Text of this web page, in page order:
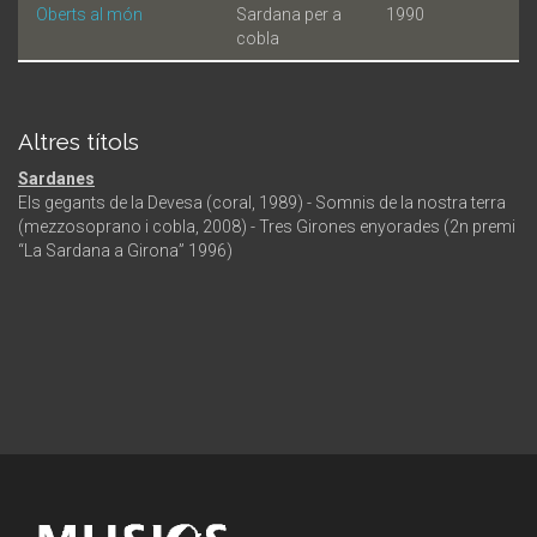
Oberts al món
Sardana per a
cobla
1990
Altres títols
Sardanes
Els gegants de la Devesa (coral, 1989) - Somnis de la nostra terra
(mezzosoprano i cobla, 2008) - Tres Girones enyorades (2n premi
“La Sardana a Girona” 1996)